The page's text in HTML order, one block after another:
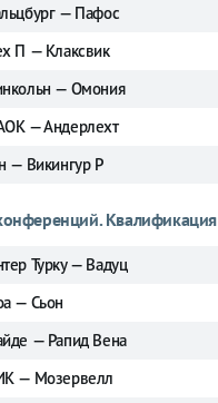
— Пафос
П — Клаксвик
— Омония
— Андерлехт
— Викингур Р
Квалификация
Турку — Вадуц
— Сьон
— Рапид Вена
— Мозервелл